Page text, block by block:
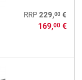
RRP 229,00€
169,00€